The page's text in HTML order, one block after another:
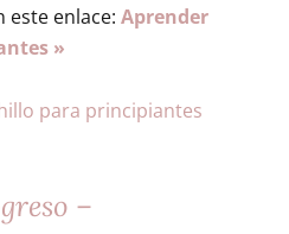
enlace: Aprender
»
–